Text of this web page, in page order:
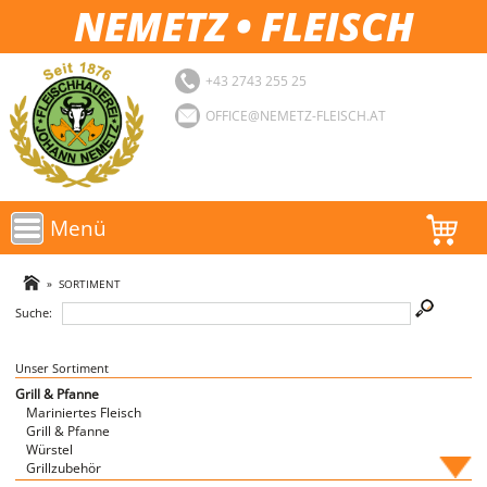
NEMETZ • FLEISCH
+43 2743 255 25
OFFICE@NEMETZ-FLEISCH.AT
Menü
AKTIONEN
SORTIMENT
LOGIN
FAVORITEN
» SORTIMENT
Suche:
Unser Sortiment
Grill & Pfanne
Mariniertes Fleisch
Grill & Pfanne
Würstel
Grillzubehör